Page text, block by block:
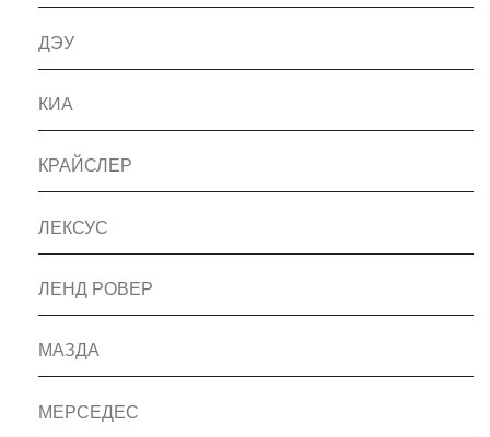
ДЭУ
КИА
КРАЙСЛЕР
ЛЕКСУС
ЛЕНД РОВЕР
МАЗДА
МЕРСЕДЕС